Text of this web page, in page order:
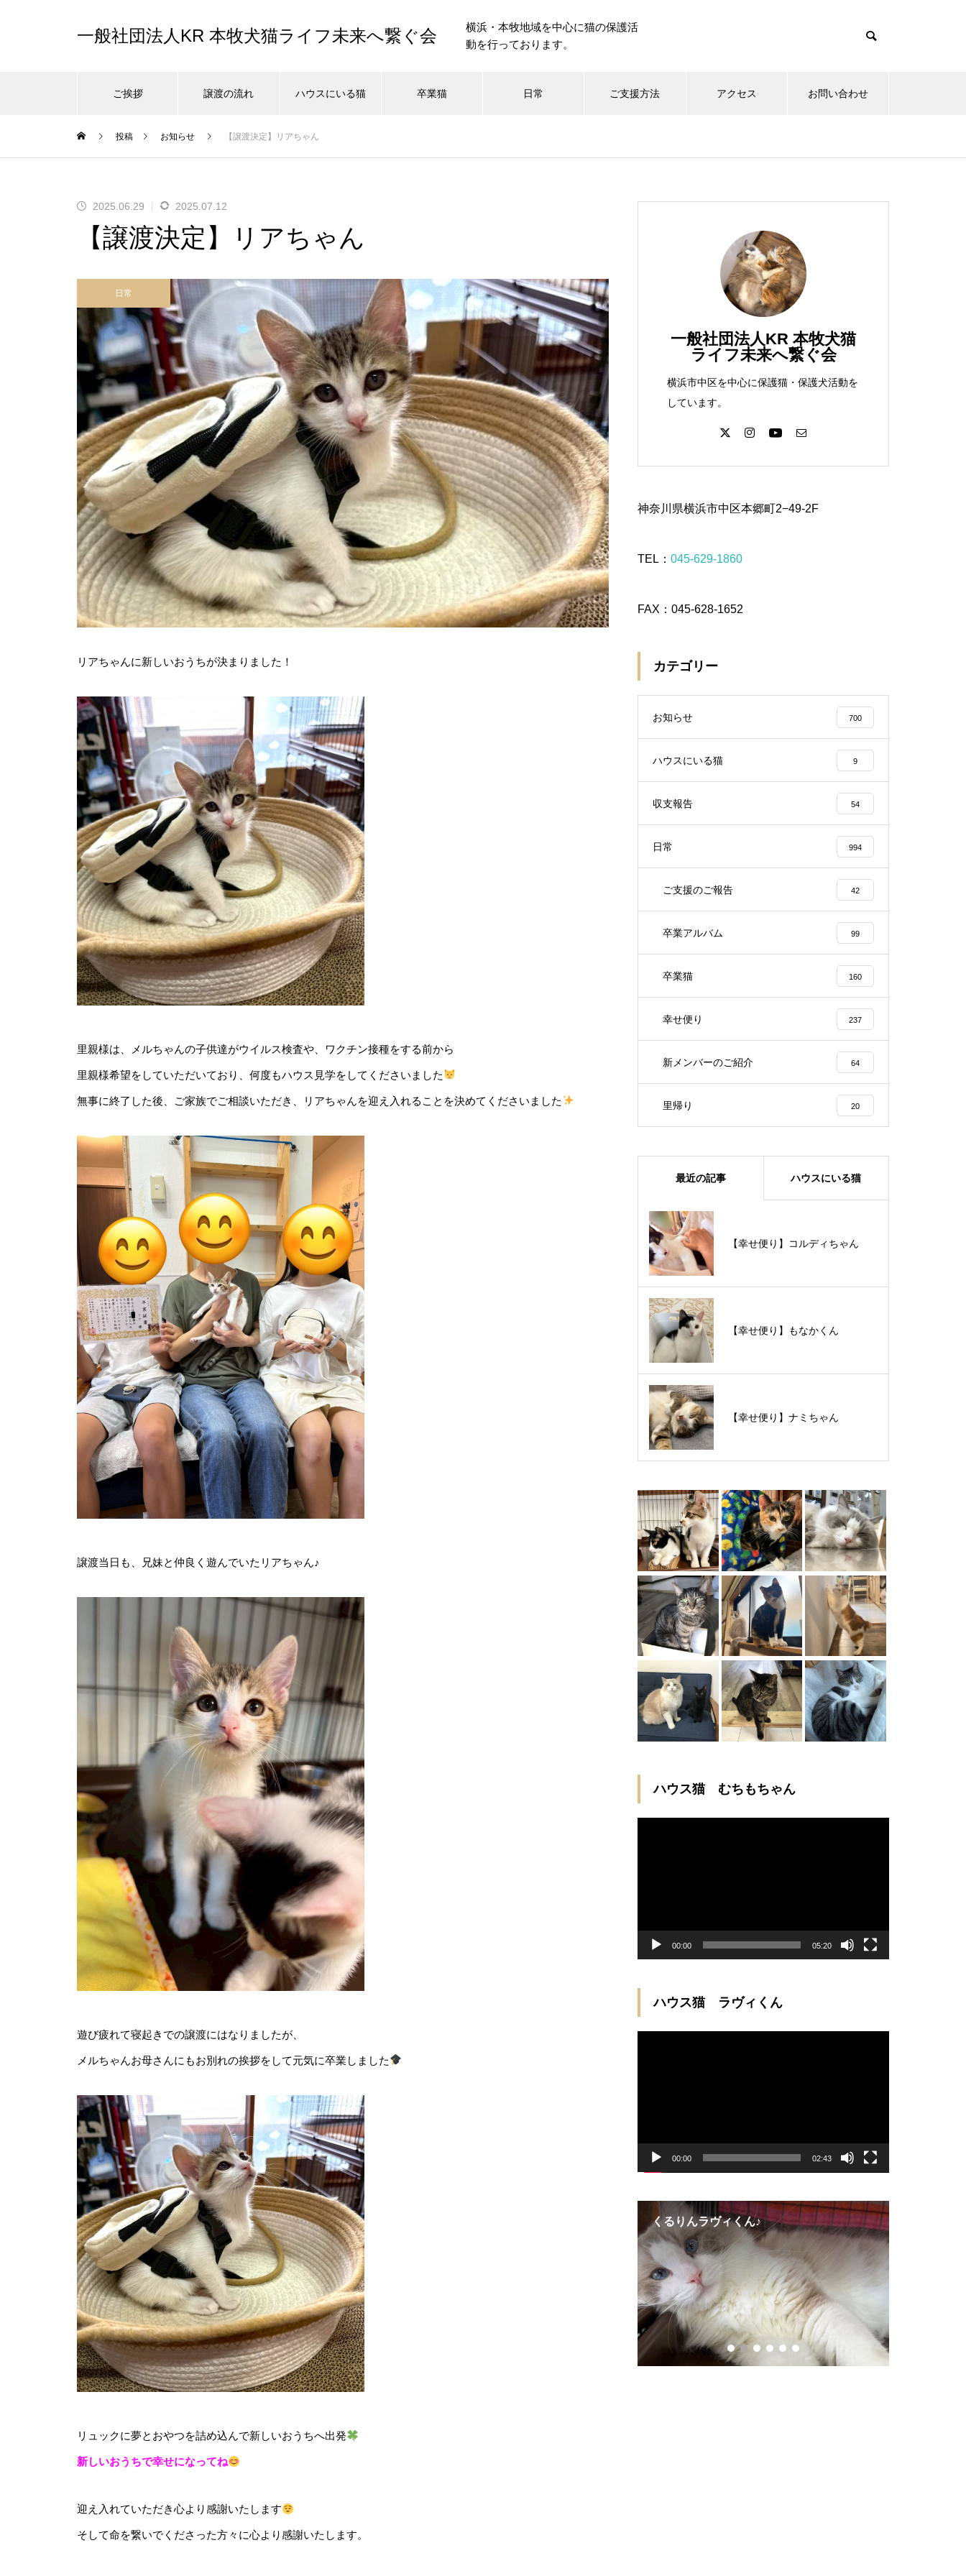
一般社団法人KR 本牧犬猫ライフ未来へ繋ぐ会
横浜・本牧地域を中心に猫の保護活
動を行っております。
ご挨拶 譲渡の流れ ハウスにいる猫 卒業猫 日常 ご支援方法 アクセス お問い合わせ
投稿 お知らせ 【譲渡決定】リアちゃん
2025.06.29 2025.07.12
【譲渡決定】リアちゃん
日常
リアちゃんに新しいおうちが決まりました！
里親様は、メルちゃんの子供達がウイルス検査や、ワクチン接種をする前から
里親様希望をしていただいており、何度もハウス見学をしてくださいました
無事に終了した後、ご家族でご相談いただき、リアちゃんを迎え入れることを決めてくださいました
譲渡当日も、兄妹と仲良く遊んでいたリアちゃん♪
遊び疲れて寝起きでの譲渡にはなりましたが、
メルちゃんお母さんにもお別れの挨拶をして元気に卒業しました
リュックに夢とおやつを詰め込んで新しいおうちへ出発
新しいおうちで幸せになってね
迎え入れていただき心より感謝いたします
そして命を繋いでくださった方々に心より感謝いたします。
一般社団法人KR 本牧犬猫
ライフ未来へ繋ぐ会
横浜市中区を中心に保護猫・保護犬活動を
しています。
神奈川県横浜市中区本郷町2−49-2F
TEL： 045-629-1860
FAX：045-628-1652
カテゴリー
お知らせ 700
ハウスにいる猫 9
収支報告 54
日常 994
ご支援のご報告 42
卒業アルバム 99
卒業猫 160
幸せ便り 237
新メンバーのご紹介 64
里帰り 20
最近の記事 ハウスにいる猫
【幸せ便り】コルディちゃん
【幸せ便り】もなかくん
【幸せ便り】ナミちゃん
【里親様募集中】メメちゃん
【里親様募集中】スンスンちゃん
【里親様募集中】タルトくん
ハウス猫 むちもちゃん
00:00 05:20
ハウス猫 ラヴィくん
00:00 02:43
ご支援のご報告(2025年11月) 【譲渡決定】つゆくん